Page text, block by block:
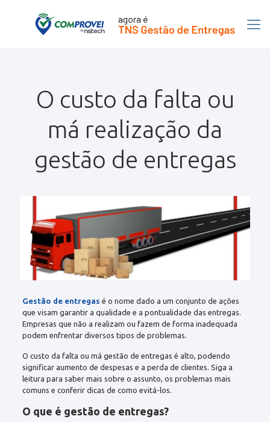
O custo da falta ou
má realização da
gestão de entregas
Gestão de entregas é o nome dado a um conjunto de ações
que visam garantir a qualidade e a pontualidade das entregas.
Empresas que não a realizam ou fazem de forma inadequada
podem enfrentar diversos tipos de problemas.
O custo da falta ou má gestão de entregas é alto, podendo
significar aumento de despesas e a perda de clientes. Siga a
leitura para saber mais sobre o assunto, os problemas mais
comuns e conferir dicas de como evitá-los.
O que é gestão de entregas?